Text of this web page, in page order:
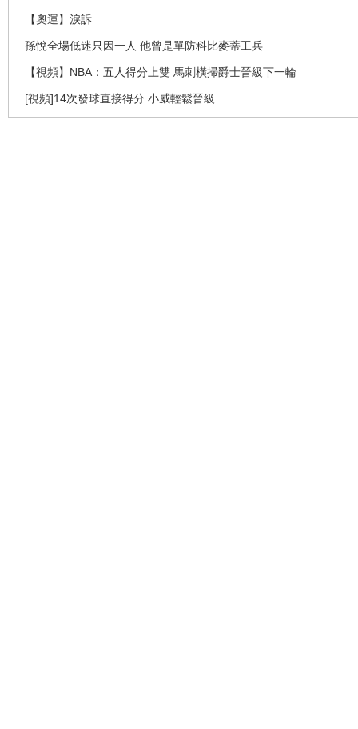
【奧運】淚訴
孫悅全場低迷只因一人 他曾是單防科比麥蒂工兵
【視頻】NBA：五人得分上雙 馬刺橫掃爵士晉級下一輪
[視頻]14次發球直接得分 小威輕鬆晉級